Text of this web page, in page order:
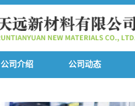
公司介绍 公司动态